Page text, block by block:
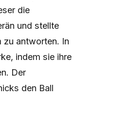
die
und stellte
zu antworten. In
indem sie ihre
Der
den Ball